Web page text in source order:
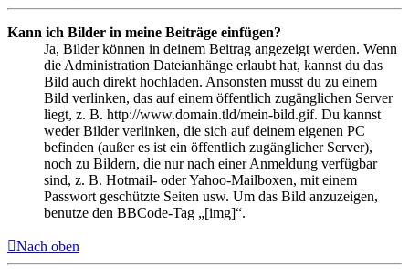
Kann ich Bilder in meine Beiträge einfügen?
Ja, Bilder können in deinem Beitrag angezeigt werden. Wenn
die Administration Dateianhänge erlaubt hat, kannst du das
Bild auch direkt hochladen. Ansonsten musst du zu einem
Bild verlinken, das auf einem öffentlich zugänglichen Server
liegt, z. B. http://www.domain.tld/mein-bild.gif. Du kannst
weder Bilder verlinken, die sich auf deinem eigenen PC
befinden (außer es ist ein öffentlich zugänglicher Server),
noch zu Bildern, die nur nach einer Anmeldung verfügbar
sind, z. B. Hotmail- oder Yahoo-Mailboxen, mit einem
Passwort geschützte Seiten usw. Um das Bild anzuzeigen,
benutze den BBCode-Tag „[img]“.
Nach oben